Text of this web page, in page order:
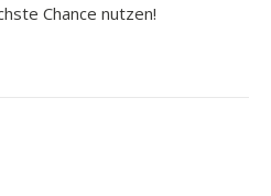
Chance nutzen!